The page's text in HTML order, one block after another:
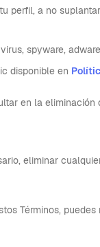
perfil, a no
spyware,
disponible en
en la
eliminar
Términos,